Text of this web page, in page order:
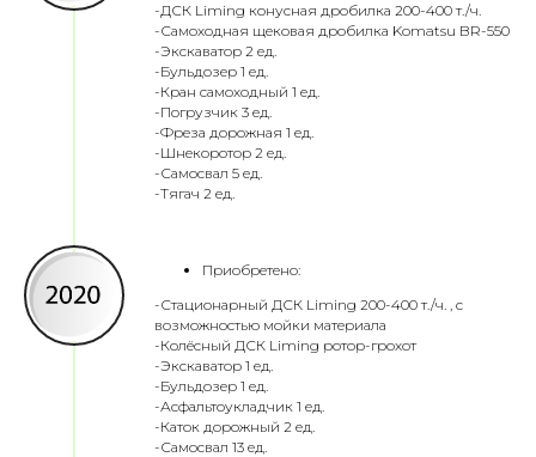
-ДСК Liming конусная дробилка 200-400 т./ч.
-Самоходная щековая дробилка Komatsu BR-550
-Экскаватор 2 ед.
-Бульдозер 1 ед.
-Кран самоходный 1 ед.
-Погрузчик 3 ед.
-Фреза дорожная 1 ед.
-Шнекоротор 2 ед.
-Самосвал 5 ед.
-Тягач 2 ед.
Приобретено:
-Стационарный ДСК Liming 200-400 т./ч. , с
возможностью мойки материала
-Колёсный ДСК Liming ротор-грохот
-Экскаватор 1 ед.
-Бульдозер 1 ед.
-Асфальтоукладчик 1 ед.
-Каток дорожный 2 ед.
-Самосвал 13 ед.